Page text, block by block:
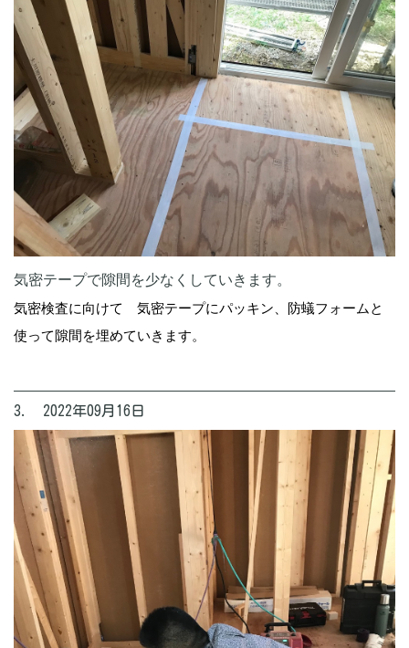
気密テープで隙間を少なくしていきます。
気密検査に向けて 気密テープにパッキン、防蟻フォームと
使って隙間を埋めていきます。
3. 2022年09月16日